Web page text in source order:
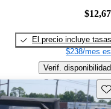
El precio incluye tasas
$238/mes
Verif. disponibilidad